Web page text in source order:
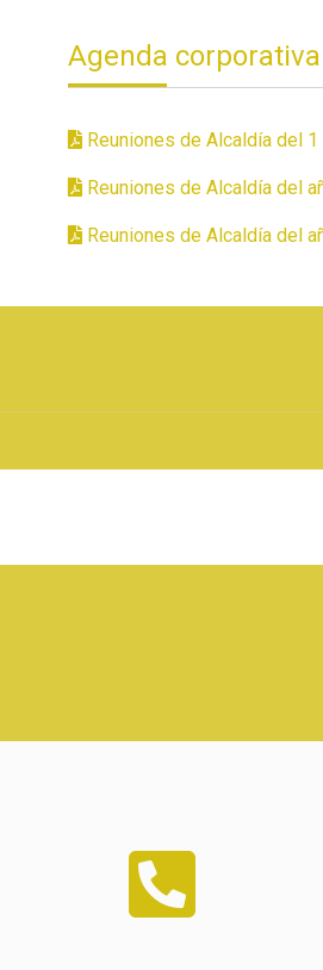
Agenda
Reuniones de Alcaldía del
Reuniones de Alcaldía del
Reuniones de Alcaldía del